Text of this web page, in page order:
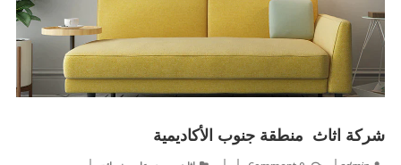
شركة اثاث منطقة جنوب الأكاديمية